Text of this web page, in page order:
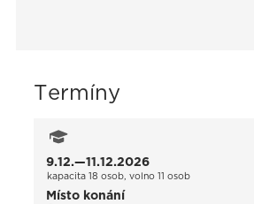
Termíny
9.12.—11.12.2026
kapacita 18 osob, volno 11 osob
Místo konání